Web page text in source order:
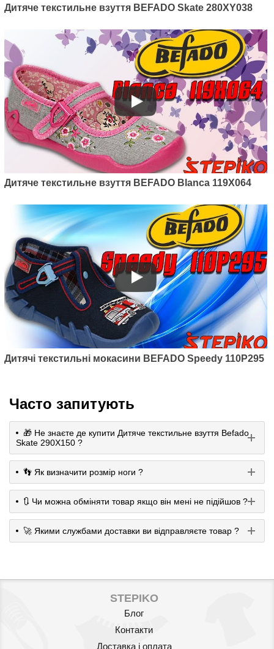
Дитяче текстильне взуття BEFADO Skate 280XY038
Дитяче текстильне взуття BEFADO Blanca 119X064
Дитячі текстильні мокасини BEFADO Speedy 110P295
Часто запитують
🎁 Не знаєте де купити Дитяче текстильне взуття Befado
Skate 290X150 ?
👣 Як визначити розмір ноги ?
🔃 Чи можна обміняти товар якщо він мені не підійшов ?
🚀 Якими службами доставки ви відправляєте товар ?
STEPIKO
Блог
Контакти
Доставка і оплата